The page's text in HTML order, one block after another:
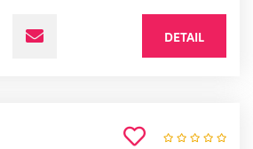
DETAIL